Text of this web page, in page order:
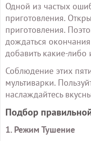
Одной из частых
приготовления.
приготовления.
дождаться
добавить какие-либо
Соблюдение этих
мультиварки.
наслаждайтесь
Подбор
1. Режим Тушение